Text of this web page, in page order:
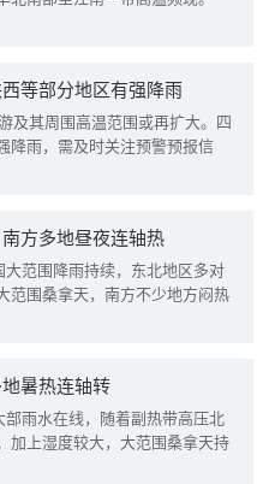
等部分地区有强降雨
及其周围高温范围或再扩大。四
降雨，需及时关注预警预报信
方多地昼夜连轴热
范围降雨持续，东北地区多对
范围桑拿天，南方不少地方闷热
暑热连轴转
雨水在线，随着副热带高压北
加上湿度较大，大范围桑拿天持